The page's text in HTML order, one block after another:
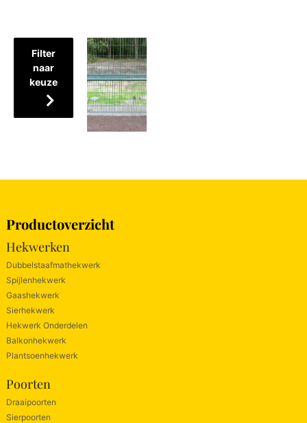
Filter
naar
keuze
Productoverzicht
Hekwerken
Dubbelstaafmathekwerk
Spijlenhekwerk
Gaashekwerk
Sierhekwerk
Hekwerk Onderdelen
Balkonhekwerk
Plantsoenhekwerk
Poorten
Draaipoorten
Sierpoorten